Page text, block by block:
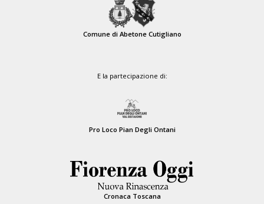
Comune di Abetone Cutigliano
E la partecipazione di:
Pro Loco Pian Degli Ontani
Cronaca Toscana